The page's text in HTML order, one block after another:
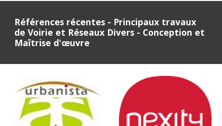
Références récentes - Principaux travaux
de Voirie et Réseaux Divers - Conception et
Maîtrise d'œuvre